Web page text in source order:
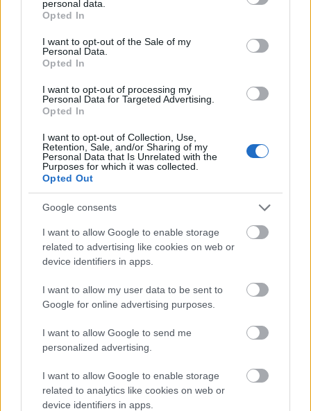
grant or deny consent to Google and its third-party tags to
use your data for below specified purposes in below Google
consent section.
personal data.
Opted In
I want to opt-out of the Sale of my
Personal Data.
Opted In
I want to opt-out of processing my
Personal Data for Targeted Advertising.
Opted In
I want to opt-out of Collection, Use,
Retention, Sale, and/or Sharing of my
Personal Data that Is Unrelated with the
Purposes for which it was collected.
Opted Out
Google consents
I want to allow Google to enable storage
related to advertising like cookies on web or
device identifiers in apps.
I want to allow my user data to be sent to
Google for online advertising purposes.
I want to allow Google to send me
personalized advertising.
I want to allow Google to enable storage
related to analytics like cookies on web or
device identifiers in apps.
vízben feloldott magas nitrogéntartalmú szerves
vagy műtrágyával lelocsoljuk, de ez el is maradhat,
illetve ez egyéni ízlés kérdése.
3. Két hét múlva vegyük le a fóliát, forgassuk át, ha
nem lenne nedves, vizezzük ismét be (vagy csináljuk
az egészet eső előtt), majd újra két hét fólia alatt.
emlékeztet önmagára, leginkább az egész egy kétes
állagú, feketés-barnás anyag lesz, amiben még azért
kivehető, hogy valaha levél volt. Ezt most vagy így
hagyjuk tavaszig, vagy már most szépen beássuk a
talajba, és készen is vagyunk.
Alternatív megoldás, főleg, ha kevés a hely, hogy a
leveleket egy nagy (mondjuk 220 literes) hordóba
összeszedjük és felöntjük vízzel, lefedjük egy fekete
fedővel és napos helyre tesszük (a feldelet nem
csukjuk rá hermetikusan, mert gázok
keletkeznek), majd egy hónap múlva a szétmállott
dolgokat ráhordjuk az ágyásra és bedolgozzuk. Ha
van kedvünk pancsolni (novemberben csak
keveseknek szokott), akkor a hordóból a levet
átfejtjük egy másikba, azt tavasszal létrágyaként
locsoljuk ki, és csak a visszamaradó szétmállott
dolgokat ássuk be.